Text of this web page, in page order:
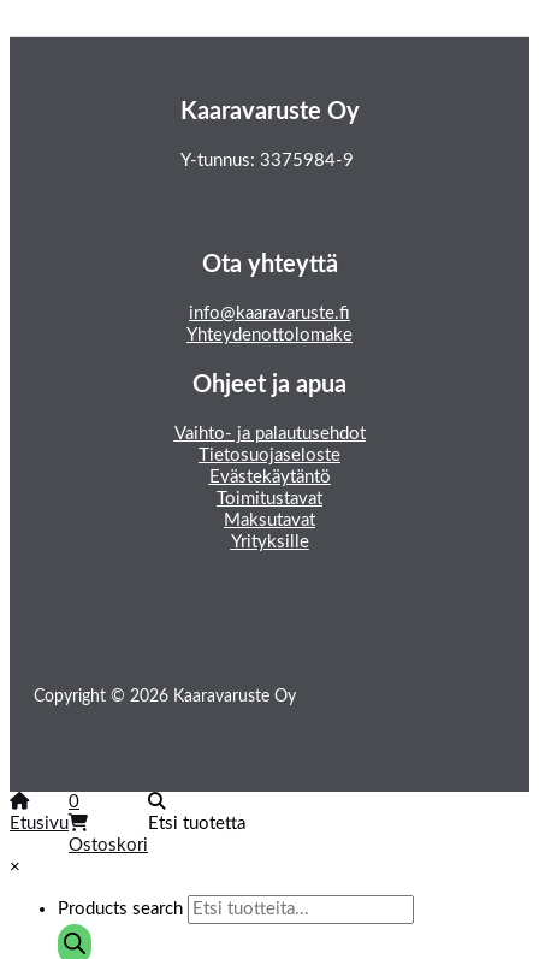
Kaaravaruste Oy
Y-tunnus: 3375984-9
Ota yhteyttä
info@kaaravaruste.fi
Yhteydenottolomake
Ohjeet ja apua
Vaihto- ja palautusehdot
Tietosuojaseloste
Evästekäytäntö
Toimitustavat
Maksutavat
Yrityksille
Copyright © 2026 Kaaravaruste Oy
Etusivu
0
Ostoskori
Etsi tuotetta
×
Products search